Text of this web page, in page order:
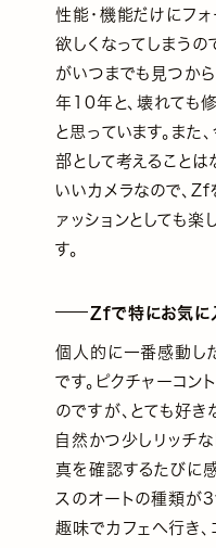
性能・機能だけにフ
欲しくなってしまうの
がいつまでも見つか
年10年と、壊れても
と思っています。また
部として考えることは
いいカメラなので、Zf
ァッションとしても楽
す。
Zfで特にお気に
個人的に一番感動し
です。ピクチャーコン
のですが、とても好き
自然かつ少しリッチ
真を確認するたびに感
スのオートの種類が3
趣味でカフェへ行き